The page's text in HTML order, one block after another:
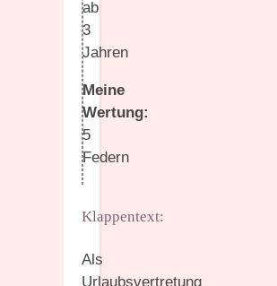
ab
3
Jahren
Meine
Wertung:
5
Federn
Klappentext:
Als
Urlaubsvertretung